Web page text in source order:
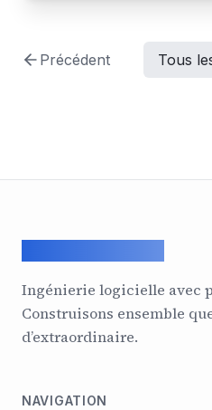
Précédent Tous
Ingénierie logicielle avec
Construisons ensemble
d’extraordinaire.
NAVIGATION